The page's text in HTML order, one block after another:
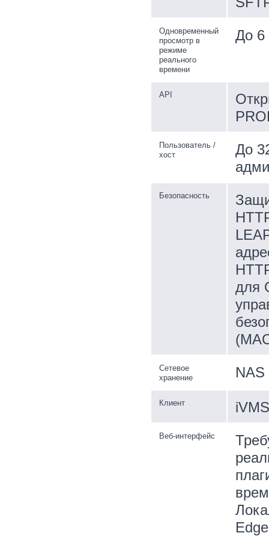
Одновременный
просмотр в
режиме
реального
времени
До 6
API
Пользователь /
хост
До
Безопасность
для
Сетевое
хранение
Клиент
Веб-интерфейс